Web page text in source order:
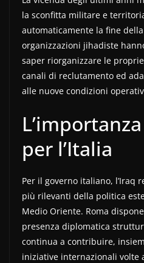
la sconfitta militare e
automaticamente la fine
organizzazioni jihadiste
saper riorganizzare le
canali di reclutamento ed
alle nuove condizioni
per l’Italia
Per il governo italiano, l’Iraq
più rilevanti della politica
Medio Oriente. Roma
presenza diplomatica
continua a contribuire,
iniziative internazionali volte